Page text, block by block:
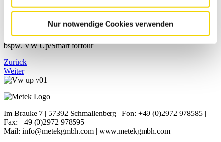
Nur notwendige Cookies verwenden
bspw. VW Up/Smart forfour
Zurück
Weiter
Im Brauke 7 | 57392 Schmallenberg | Fon: +49 (0)2972 978585 |
Fax: +49 (0)2972 978595
Mail: info@metekgmbh.com | www.metekgmbh.com